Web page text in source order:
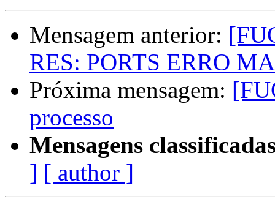
Mensagem anterior:
RES: PORTS ERRO
Próxima mensagem:
processo
Mensagens
] [ author ]